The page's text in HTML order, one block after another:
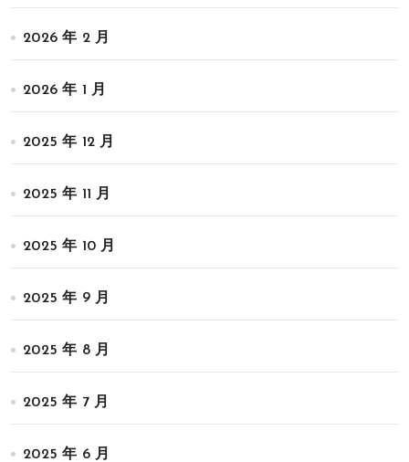
2026 年 2 月
2026 年 1 月
2025 年 12 月
2025 年 11 月
2025 年 10 月
2025 年 9 月
2025 年 8 月
2025 年 7 月
2025 年 6 月